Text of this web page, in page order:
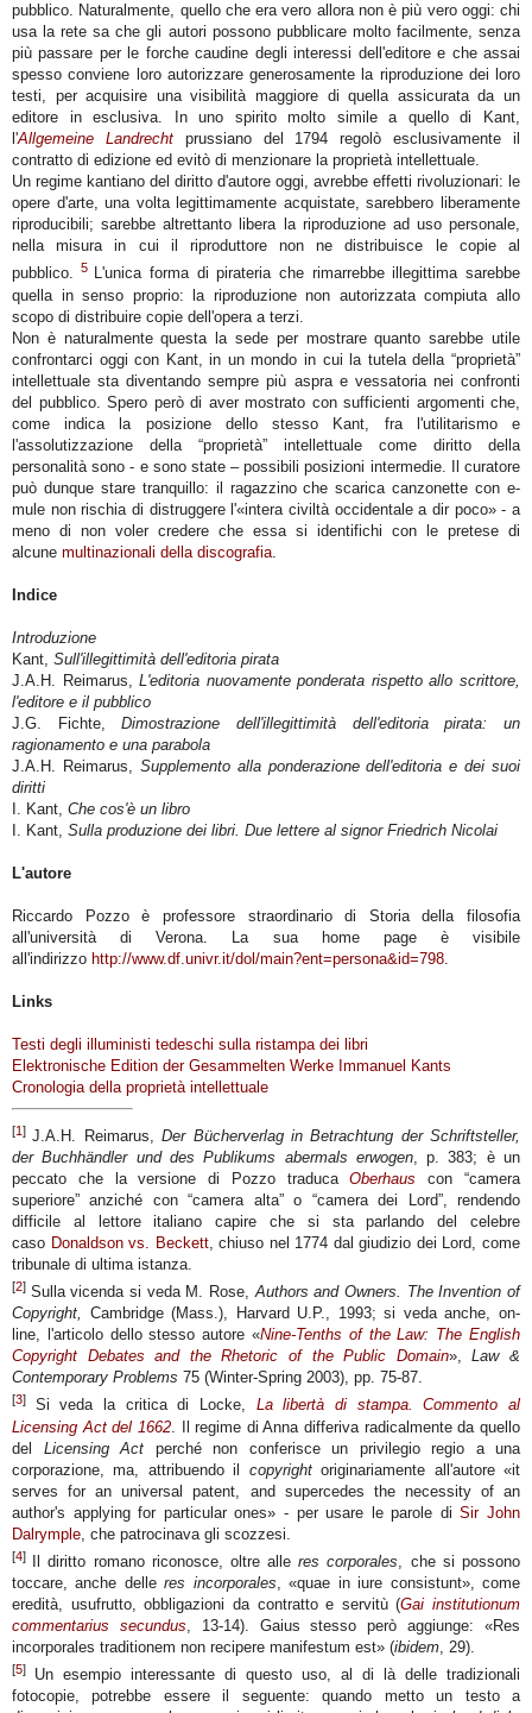
pubblico. Naturalmente, quello che era vero allora non è più vero oggi: chi
usa la rete sa che gli autori possono pubblicare molto facilmente, senza
più passare per le forche caudine degli interessi dell'editore e che assai
spesso conviene loro autorizzare generosamente la riproduzione dei loro
testi, per acquisire una visibilità maggiore di quella assicurata da un
editore in esclusiva. In uno spirito molto simile a quello di Kant,
l'Allgemeine Landrechtprussiano del 1794 regolò esclusivamente il
contratto di edizione ed evitò di menzionare la proprietà intellettuale.
Un regime kantiano del diritto d'autore oggi, avrebbe effetti rivoluzionari: le
opere d'arte, una volta legittimamente acquistate, sarebbero liberamente
riproducibili; sarebbe altrettanto libera la riproduzione ad uso personale,
nella misura in cui il riproduttore non ne distribuisce le copie al
pubblico. 5
L'unica forma di pirateria che rimarrebbe illegittima sarebbe
quella in senso proprio: la riproduzione non autorizzata compiuta allo
scopo di distribuire copie dell'opera a terzi.
Non è naturalmente questa la sede per mostrare quanto sarebbe utile
confrontarci oggi con Kant, in un mondo in cui la tutela della “proprietà”
intellettuale sta diventando sempre più aspra e vessatoria nei confronti
del pubblico. Spero però di aver mostrato con sufficienti argomenti che,
come indica la posizione dello stesso Kant, fra l'utilitarismo e
l'assolutizzazione della “proprietà” intellettuale come diritto della
personalità sono - e sono state – possibili posizioni intermedie. Il curatore
può dunque stare tranquillo: il ragazzino che scarica canzonette con e-
mule non rischia di distruggere l'«intera civiltà occidentale a dir poco» - a
meno di non voler credere che essa si identifichi con le pretese di
alcune multinazionali della discografia
Indice
Introduzione
Kant, Sull'illegittimità dell'editoria pirata
J.A.H. Reimarus,L'editoria nuovamente ponderata rispetto allo scrittore,
l'editore e il pubblico
J.G. Fichte,Dimostrazione dell'illegittimità dell'editoria pirata: un
ragionamento e una parabola
J.A.H. Reimarus, Supplemento alla ponderazione dell'editoria e dei suoi
diritti
I. Kant, Che cos'è un libro
I. Kant, Sulla produzione dei libri. Due lettere al signor Friedrich Nicolai
L'autore
Riccardo Pozzo è professore straordinario di Storia della filosofia
all'università di Verona. La sua home page è visibile
all'indirizzo http://www.df.univr.it/dol/main?ent=persona&id=798
Links
Testi degli illuministi tedeschi sulla ristampa dei libri
Elektronische Edition der Gesammelten Werke Immanuel Kants
Cronologia della proprietà intellettuale
[1] J.A.H. Reimarus,Der Bücherverlag in Betrachtung der Schriftsteller,
der Buchhändler und des Publikums abermals erwogen, p. 383; è un
peccato che la versione di Pozzo traducaOberhaus con “camera
superiore” anziché con “camera alta” o “camera dei Lord”, rendendo
difficile al lettore italiano capire che si sta parlando del celebre
caso Donaldson vs. Beckett, chiuso nel 1774 dal giudizio dei Lord, come
tribunale di ultima istanza.
[2] Sulla vicenda si veda M. Rose,Authors and Owners. The Invention of
Copyright, Cambridge (Mass.), Harvard U.P., 1993; si veda anche, on-
line, l'articolo dello stesso autore «Nine-Tenths of the Law: The English
Copyright Debates and the Rhetoric of the Public Domain»,Law &
Contemporary Problems 75 (Winter-Spring 2003), pp. 75-87.
[3] Si veda la critica di Locke, La libertà di stampa. Commento al
Licensing Act del 1662. Il regime di Anna differiva radicalmente da quello
del Licensing Act perché non conferisce un privilegio regio a una
corporazione, ma, attribuendo il copyrightoriginariamente all'autore «it
serves for an universal patent, and supercedes the necessity of an
author's applying for particular ones» - per usare le parole diSir John
Dalrymple , che patrocinava gli scozzesi.
[4] Il diritto romano riconosce, oltre alleres corporales , che si possono
toccare, anche delleres incorporales , «quae in iure consistunt», come
eredità, usufrutto, obbligazioni da contratto e servitù (Gai institutionum
commentarius secundus , 13-14). Gaius stesso però aggiunge: «Res
incorporales traditionem non recipere manifestum est» (ibidem , 29).
[5] Un esempio interessante di questo uso, al di là delle tradizionali
fotocopie, potrebbe essere il seguente: quando metto un testo a